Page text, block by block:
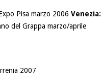
Pisa marzo 2006 Venezia:
del Grappa marzo/aprile
2007